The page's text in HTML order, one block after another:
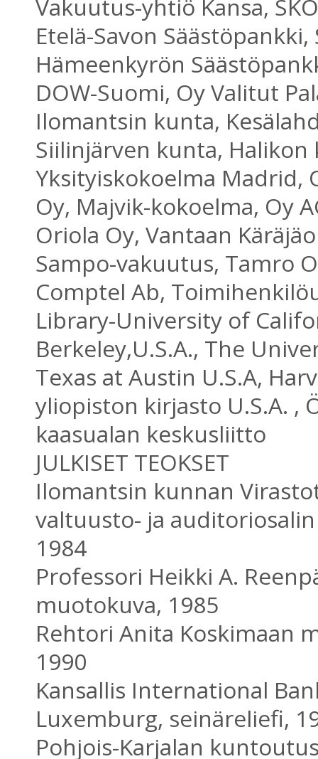
Vakuutus-yhtiö Kansa,
Etelä-Savon Säästöpankki,
Hämeenkyrön
DOW-Suomi, Oy Valitut
Ilomantsin kunta,
Siilinjärven kunta, Halikon
Yksityiskokoelma Madrid,
Oy, Majvik-kokoelma, Oy
Oriola Oy, Vantaan
Sampo-vakuutus, Tamro
Comptel Ab,
Library-University of
Berkeley,U.S.A., The
Texas at Austin U.S.A,
yliopiston kirjasto U.S.A. ,
kaasualan keskusliitto
JULKISET TEOKSET
Ilomantsin kunnan
valtuusto- ja
1984
Professori Heikki A.
muotokuva, 1985
Rehtori Anita Koskimaan
1990
Kansallis International
Luxemburg, seinäreliefi,
Pohjois-Karjalan